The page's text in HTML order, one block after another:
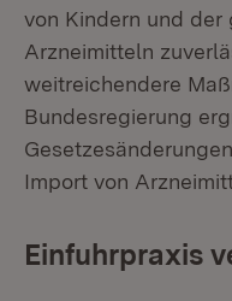
von Kindern und der
Arzneimitteln
weitreichendere
Bundesregierung
Import von
Einfuhrpraxis